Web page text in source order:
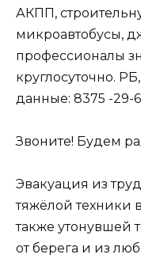
АКПП,
микроавтобусы,
профессионалы
круглосуточно.
данные: 8375 -29-
Звоните! Будем
Эвакуация из
тяжёлой техники в
также утонувшей
от берега и из